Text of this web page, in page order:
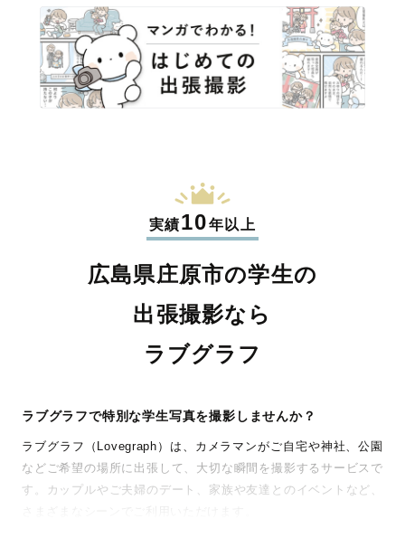
実績10年以上
広島県庄原市の学生の
出張撮影なら
ラブグラフ
ラブグラフで特別な学生写真を撮影しませんか？
ラブグラフ（Lovegraph）は、カメラマンがご自宅や神社、公園
などご希望の場所に出張して、大切な瞬間を撮影するサービスで
す。カップルやご夫婦のデート、家族や友達とのイベントなど、